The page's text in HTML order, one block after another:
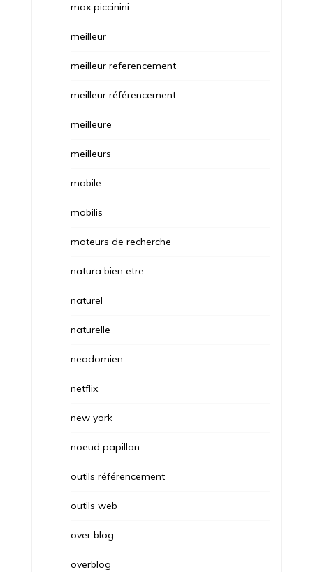
max piccinini
meilleur
meilleur referencement
meilleur référencement
meilleure
meilleurs
mobile
mobilis
moteurs de recherche
natura bien etre
naturel
naturelle
neodomien
netflix
new york
noeud papillon
outils référencement
outils web
over blog
overblog